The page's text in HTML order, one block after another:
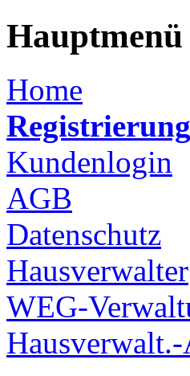
Hauptmenü
Home
Registrierung
Kundenlogin
AGB
Datenschutz
Hausverwalter
WEG-